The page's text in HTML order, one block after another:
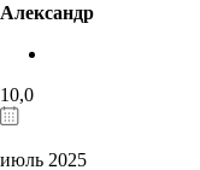
Александр
10,0
июль 2025